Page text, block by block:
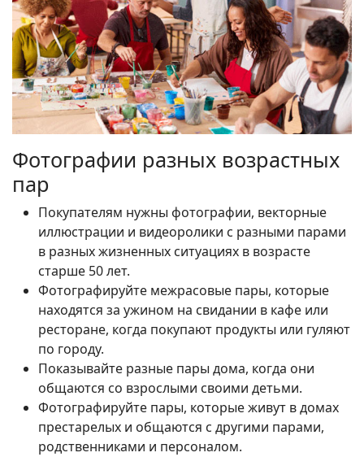
Фотографии разных возрастных
пар
Покупателям нужны фотографии, векторные
иллюстрации и видеоролики с разными парами
в разных жизненных ситуациях в возрасте
старше 50 лет.
Фотографируйте межрасовые пары, которые
находятся за ужином на свидании в кафе или
ресторане, когда покупают продукты или гуляют
по городу.
Показывайте разные пары дома, когда они
общаются со взрослыми своими детьми.
Фотографируйте пары, которые живут в домах
престарелых и общаются с другими парами,
родственниками и персоналом.